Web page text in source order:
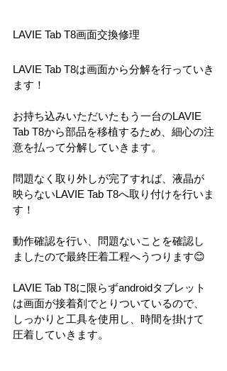
LAVIE Tab T8画面交換修理
LAVIE Tab T8は画面から分解を行っていき
ます！
お持ち込みいただいたもう一台のLAVIE
Tab T8から部品を移植するため、細心の注
意を払って分解していきます。
問題なく取り外しが完了すれば、液晶が
映らないLAVIE Tab T8へ取り付けを行いま
す！
動作確認を行い、問題ないことを確認し
ましたので最終圧着工程へうつります😊
LAVIE Tab T8に限らずandroidタブレット
は画面が接着剤でとりついているので、
しっかりと工具を使用し、時間を掛けて
圧着していきます。